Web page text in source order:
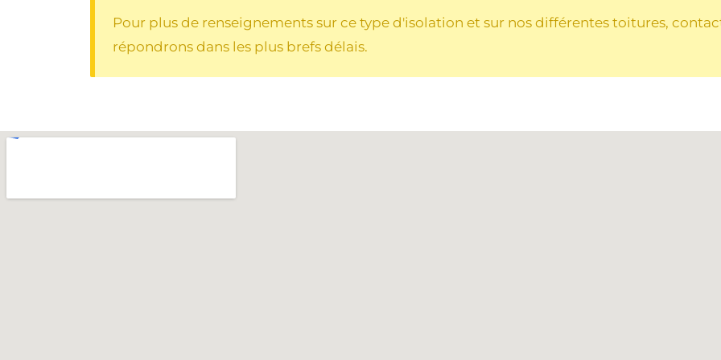
Pour plus de renseignements sur ce type d'isolation et sur nos différentes toitures,
répondrons dans les plus brefs délais.